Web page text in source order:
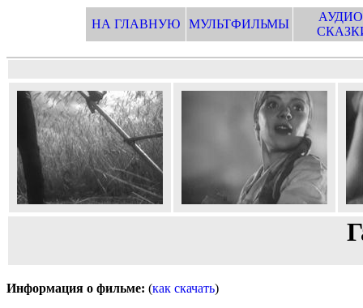
НА ГЛАВНУЮ МУЛЬТФИЛЬМЫ
Информация о фильме: (как скачать)